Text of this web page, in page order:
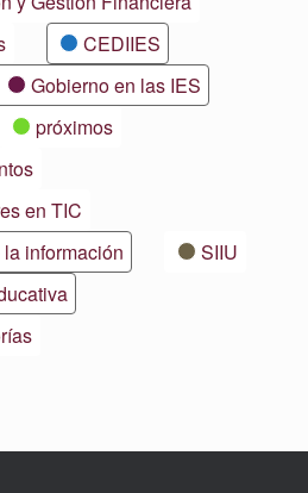
CEDIIES
Gobierno en las IES
próximos
en TIC
información
SIIU